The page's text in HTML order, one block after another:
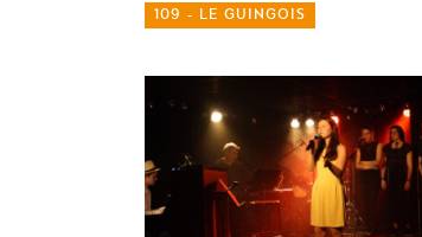
109 - LE GUINGOIS